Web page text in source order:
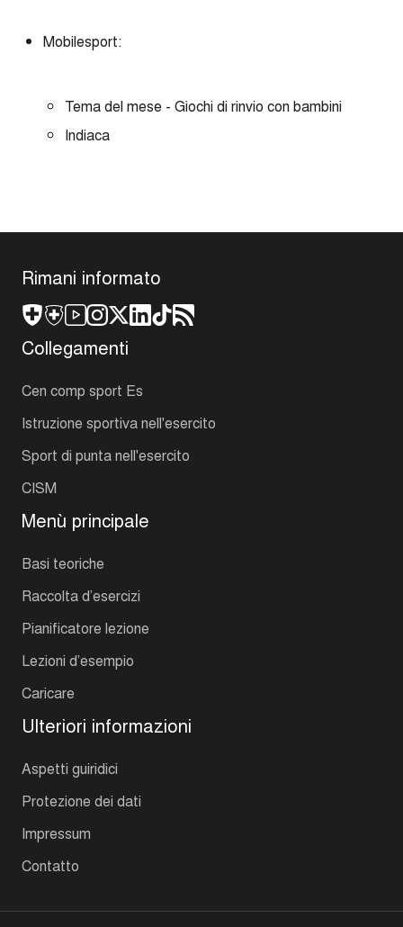
Mobilesport:
Tema del mese - Giochi di rinvio con bambini
Indiaca
Rimani informato
Collegamenti
Cen comp sport Es
Istruzione sportiva nell'esercito
Sport di punta nell'esercito
CISM
Menù principale
Basi teoriche
Raccolta d’esercizi
Pianificatore lezione
Lezioni d’esempio
Caricare
Ulteriori informazioni
Aspetti guiridici
Protezione dei dati
Impressum
Contatto